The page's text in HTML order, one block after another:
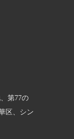
第77の
区、シン